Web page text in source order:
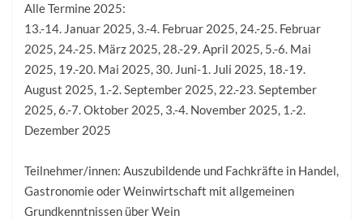
Alle Termine 2025:
13.-14. Januar 2025, 3.-4. Februar 2025, 24.-25. Februar
2025, 24.-25. März 2025, 28.-29. April 2025, 5.-6. Mai
2025, 19.-20. Mai 2025, 30. Juni-1. Juli 2025, 18.-19.
August 2025, 1.-2. September 2025, 22.-23. September
2025, 6.-7. Oktober 2025, 3.-4. November 2025, 1.-2.
Dezember 2025
Teilnehmer/innen: Auszubildende und Fachkräfte in Handel,
Gastronomie oder Weinwirtschaft mit allgemeinen
Grundkenntnissen über Wein